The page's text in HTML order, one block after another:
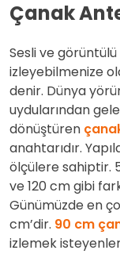
Çanak
Sesli ve
izleyebilmenize
denir. Dünya
uydularından
dönüştüren
anahtarıdır.
ölçülere sahiptir.
ve 120 cm gibi
Günümüzde en
cm’dir. 90 cm
izlemek